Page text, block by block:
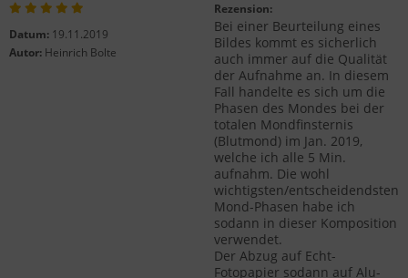
Datum: 19.11.2019
Autor: Heinrich Bolte
Rezension:
Bei einer Beurteilung eines
Bildes kommt es sicherlich
auch immer auf die Qualität
der Aufnahme an. In diesem
Fall handelte es sich um die
Phasen des Mondes bei der
totalen Mondfinsternis
(Blutmond) im Jan. 2019,
welche ich alle 5 Min.
aufnahm. Die wohl
wichtigsten/entscheidendsten
Mond-Phasen habe ich
sodann in dieser Komposition
verwendet.
Der Abzug auf Echt-
Fotopapier sodann auf Alu-